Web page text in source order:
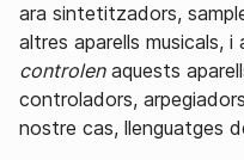
ara sintetitzadors,
altres aparells musicals, i
controlenaquests
controladors,
nostre cas, llenguatges